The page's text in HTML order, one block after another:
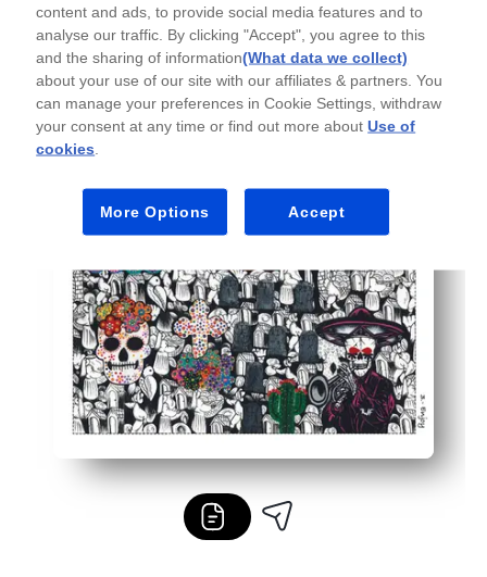
content and ads, to provide social media features and to
analyse our traffic. By clicking "Accept", you agree to this
and the sharing of information(What data we collect)
about your use of our site with our affiliates & partners. You
can manage your preferences in Cookie Settings, withdraw
your consent at any time or find out more aboutUse of
cookies
More Options Accept